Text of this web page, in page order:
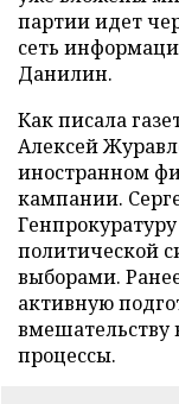
партии идет
сеть
Данилин.
Как писала
Алексей
иностранном
кампании.
политической
выборами.
активную
вмешательству
процессы.